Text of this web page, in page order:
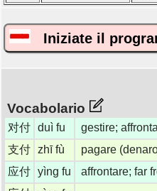
Iniziate il
Vocabolario
对付 duì fu
gestire;
支付 zhī fù
pagare
应付 yìng fu
affrontare; far